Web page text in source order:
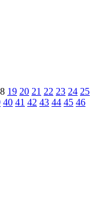
19 20 21 22 23 24 25
40 41 42 43 44 45 46